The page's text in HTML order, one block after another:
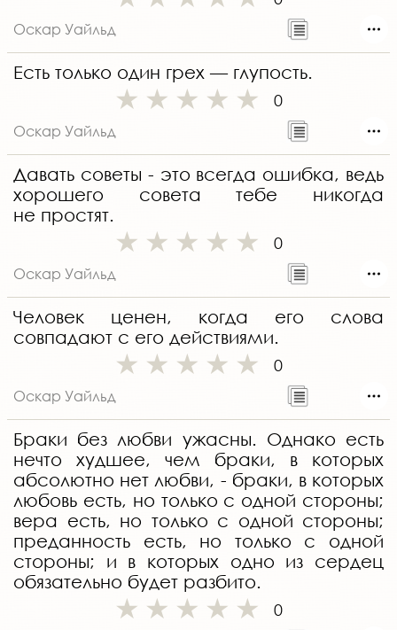
Оскар Уайльд
Есть только один грех — глупость.
0
Оскар Уайльд
Давать советы - это всегда ошибка, ведь
хорошего совета тебе никогда
не простят.
0
Оскар Уайльд
Человек ценен, когда его слова
совпадают с его действиями.
0
Оскар Уайльд
Браки без любви ужасны. Однако есть
нечто худшее, чем браки, в которых
абсолютно нет любви, - браки, в которых
любовь есть, но только с одной стороны;
вера есть, но только с одной стороны;
преданность есть, но только с одной
стороны; и в которых одно из сердец
обязательно будет разбито.
0